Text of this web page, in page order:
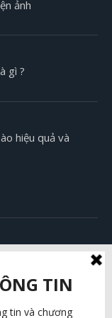
ảnh
gì ?
hiệu quả và
Lighten your values